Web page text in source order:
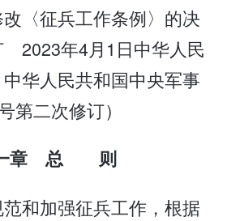
〈征兵工作条例〉的决
2023年4月1日中华人民
华人民共和国中央军事
第二次修订）
章 总 则
和加强征兵工作，根据